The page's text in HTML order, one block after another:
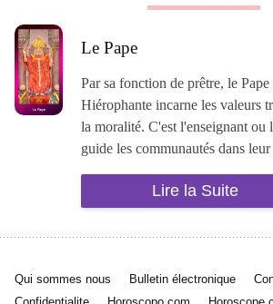
Le Pape
Par sa fonction de prêtre, le Pape
Hiérophante incarne les valeurs
la moralité. C'est l'enseignant ou
guide les communautés dans leur
Lire la Suite
Qui sommes nous Bulletin électronique